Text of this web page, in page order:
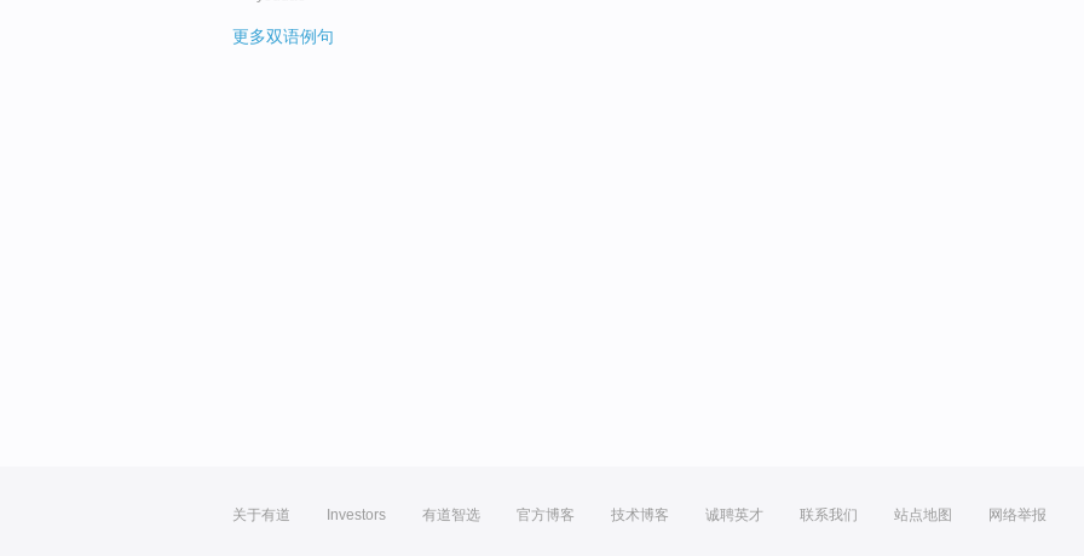
更多双语例句
关于有道 Investors 有道智选 官方博客 技术博客 诚聘英才 联系我们 站点地图 网络举报